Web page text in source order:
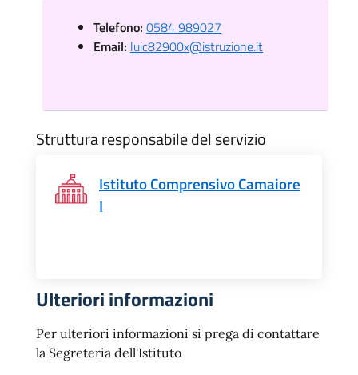
Telefono: 0584 989027
Email: luic82900x@istruzione.it
Struttura responsabile del servizio
Istituto Comprensivo Camaiore
I
Ulteriori informazioni
Per ulteriori informazioni si prega di contattare
la Segreteria dell'Istituto